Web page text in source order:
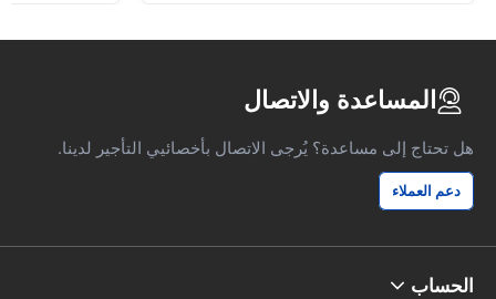
المساعدة والاتصال
هل تحتاج إلى مساعدة؟ يُرجى الاتصال بأخصائيي التأجير لدينا.
دعم العملاء
الحساب